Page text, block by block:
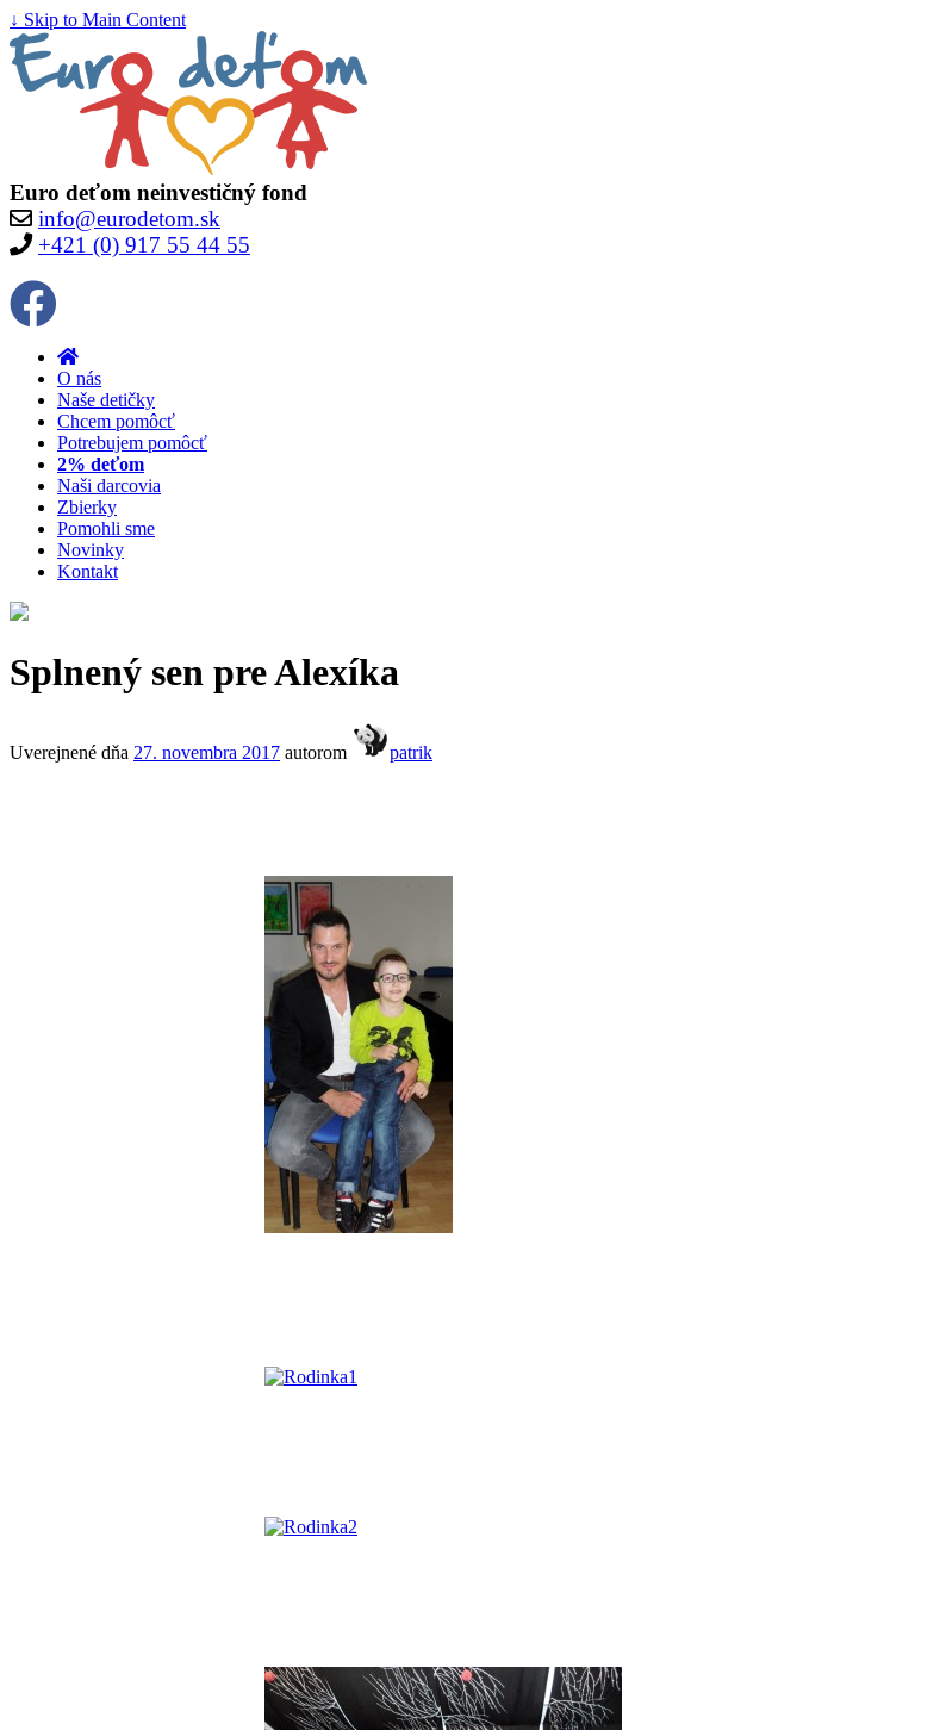
↓ Skip to Main Content
Euro deťom neinvestičný fond
info@eurodetom.sk
+421 (0) 917 55 44 55
O nás
Naše detičky
Chcem pomôcť
Potrebujem pomôcť
2% deťom
Naši darcovia
Zbierky
Pomohli sme
Novinky
Kontakt
Splnený sen pre Alexíka
Uverejnené dňa 27. novembra 2017 autorom patrik